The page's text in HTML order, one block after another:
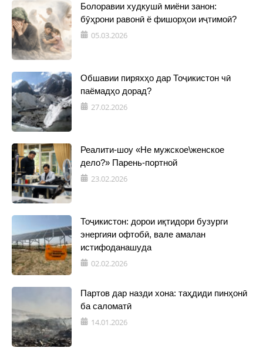
Болоравии худкушӣ миёни занон:
бӯҳрони равонӣ ё фишорҳои иҷтимоӣ?
05.03.2026
Обшавии пиряхҳо дар Тоҷикистон чӣ
паёмадҳо дорад?
27.02.2026
Реалити-шоу «Не мужское\женское
дело?» Парень-портной
23.02.2026
Тоҷикистон: дорои иқтидори бузурги
энергияи офтобӣ, вале амалан
истифоданашуда
02.02.2026
Партов дар назди хона: таҳдиди пинҳонӣ
ба саломатӣ
14.01.2026